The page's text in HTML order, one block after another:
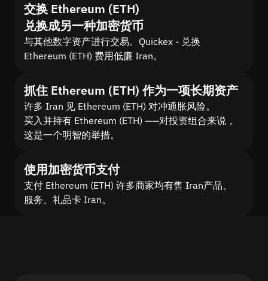
交换 Ethereum (ETH)
兑换成另一种加密货币
与其他数字资产进行交易。Quickex - 兑换
Ethereum (ETH) 费用低廉 Iran。
抓住 Ethereum (ETH) 作为一项长期资产
许多 Iran 见 Ethereum (ETH) 对冲通胀风险。
买入并持有 Ethereum (ETH) ——对投资组合来说，
这是一个明智的举措。
使用加密货币支付
支付 Ethereum (ETH) 许多商家均有售 Iran产品、
服务、礼品卡 Iran。